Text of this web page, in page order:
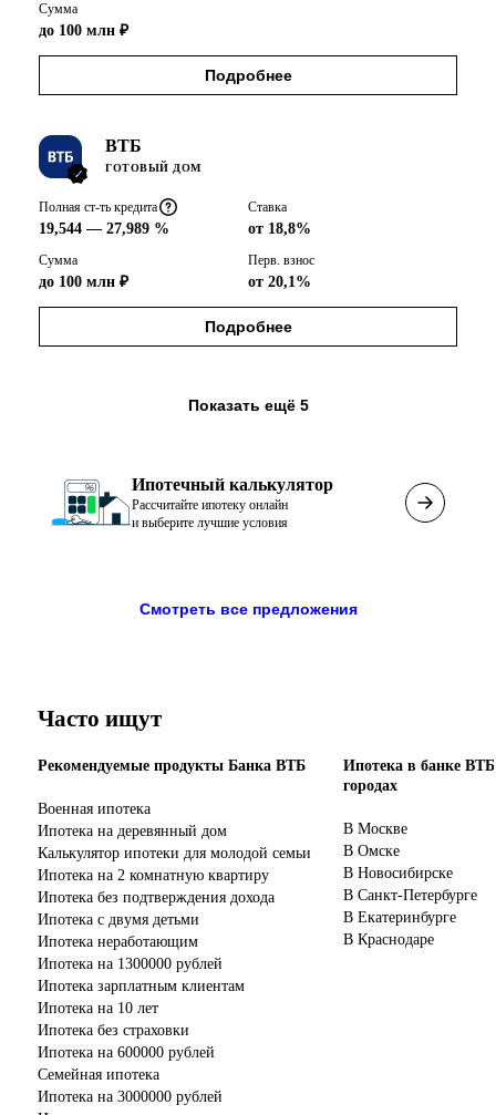
Сумма
до 100 млн ₽
Подробнее
ВТБ
ГОТОВЫЙ ДОМ
Полная ст-ть кредита
19,544 — 27,989 %
Ставка
от 18,8%
Сумма
до 100 млн ₽
Перв. взнос
от 20,1%
Подробнее
Показать ещё 5
Ипотечный калькулятор
Рассчитайте ипотеку онлайн
и выберите лучшие условия
Смотреть все предложения
Часто ищут
Рекомендуемые продукты Банка ВТБ
Военная ипотека
Ипотека на деревянный дом
Калькулятор ипотеки для молодой семьи
Ипотека на 2 комнатную квартиру
Ипотека без подтверждения дохода
Ипотека с двумя детьми
Ипотека неработающим
Ипотека на 1300000 рублей
Ипотека зарплатным клиентам
Ипотека на 10 лет
Ипотека без страховки
Ипотека на 600000 рублей
Семейная ипотека
Ипотека на 3000000 рублей
Ипотека в банке
городах
В Москве
В Омске
В Новосибирске
В Санкт-Петербурге
В Екатеринбурге
В Краснодаре